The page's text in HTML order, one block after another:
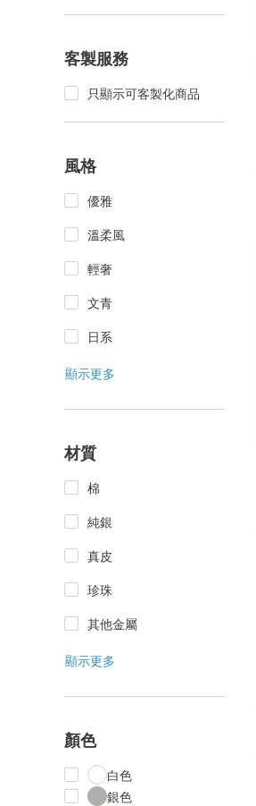
客製服務
只顯示可客製化商品
風格
優雅
溫柔風
輕奢
文青
日系
顯示更多
材質
棉
純銀
真皮
珍珠
其他金屬
顯示更多
顏色
白色
銀色